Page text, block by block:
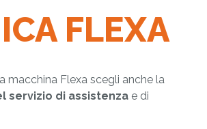
FLEXA­
macchina Flexa scegli anche la
servizio di assistenza e di